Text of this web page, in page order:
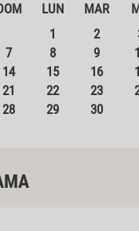
LUN MAR
1
2
7
8 9
14
15 16
21
22 23
28
29 30